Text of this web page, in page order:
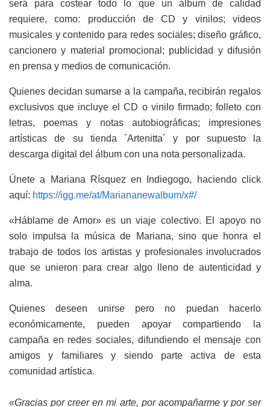
será para costear todo lo que un álbum de calidad
requiere, como: producción de CD y vinilos; videos
musicales y contenido para redes sociales; diseño gráfico,
cancionero y material promocional; publicidad y difusión
en prensa y medios de comunicación.
Quienes decidan sumarse a la campaña, recibirán regalos
exclusivos que incluye el CD o vinilo firmado; folleto con
letras, poemas y notas autobiográficas; impresiones
artísticas de su tienda ´Artenitta´ y por supuesto la
descarga digital del álbum con una nota personalizada.
Únete a Mariana Rísquez en Indiegogo, haciendo click
aquí: https://igg.me/at/Mariananewalbum/x#/
«Háblame de Amor» es un viaje colectivo. El apoyo no
solo impulsa la música de Mariana, sino que honra el
trabajo de todos los artistas y profesionales involucrados
que se unieron para crear algo lleno de autenticidad y
alma.
Quienes deseen unirse pero no puedan hacerlo
económicamente, pueden apoyar compartiendo la
campaña en redes sociales, difundiendo el mensaje con
amigos y familiares y siendo parte activa de esta
comunidad artística.
«Gracias por creer en mi arte, por acompañarme y por ser